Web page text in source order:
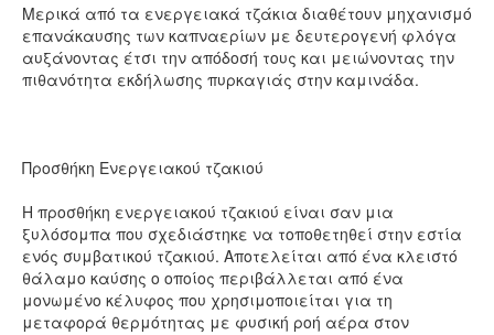
Μερικά από τα ενεργειακά τζάκια διαθέτουν μηχανισμό
επανάκαυσης των καπναερίων με δευτερογενή φλόγα
αυξάνοντας έτσι την απόδοσή τους και μειώνοντας την
πιθανότητα εκδήλωσης πυρκαγιάς στην καμινάδα.
Προσθήκη Ενεργειακού τζακιού
Η προσθήκη ενεργειακού τζακιού είναι σαν μια
ξυλόσομπα που σχεδιάστηκε να τοποθετηθεί στην εστία
ενός συμβατικού τζακιού. Αποτελείται από ένα κλειστό
θάλαμο καύσης ο οποίος περιβάλλεται από ένα
μονωμένο κέλυφος που χρησιμοποιείται για τη
μεταφορά θερμότητας με φυσική ροή αέρα στον